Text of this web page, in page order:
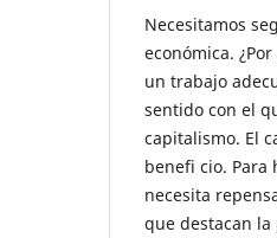
Necesitamos
económica.
un trabajo
sentido con el
capitalismo. El
benefi cio. Para
necesita
que destacan